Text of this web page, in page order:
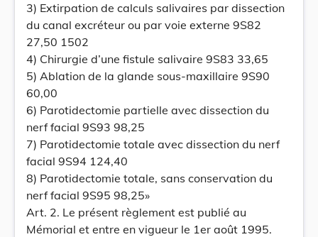
3) Extirpation de calculs salivaires par dissection
du canal excréteur ou par voie externe 9S82
27,50 1502
4) Chirurgie d’une fistule salivaire 9S83 33,65
5) Ablation de la glande sous-maxillaire 9S90
60,00
6) Parotidectomie partielle avec dissection du
nerf facial 9S93 98,25
7) Parotidectomie totale avec dissection du nerf
facial 9S94 124,40
8) Parotidectomie totale, sans conservation du
nerf facial 9S95 98,25»
Art. 2. Le présent règlement est publié au
Mémorial et entre en vigueur le 1er août 1995.